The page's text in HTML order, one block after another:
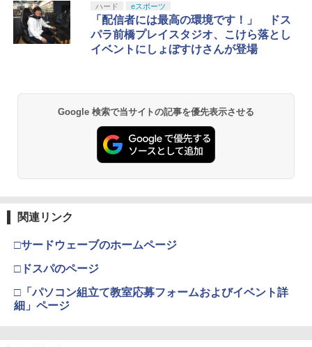
1
Xbox プリペイドカード 10,000円 デジ
タルコード 【旧 Xbox ギフトカード】
[オンラインコード]
￥10,000
Xbox プリペイドカード 1,000円 デジタ
ルコード 【旧 Xbox ギフトカード】 [オ
ンラインコード]
￥1,000
￥8,300
4
Xbox プリペイドカード 5,000円 デジタ
1
劇場版「鬼滅の刃」無限城編 第一章 猗
窩座再来 通常版 [Blu-ray]
￥3,964
劇場版「鬼滅の刃」無限城編 第一章 猗
窩座再来 通常版 [DVD]
￥3,523
￥8,698
4
『映画 ラブライブ！蓮ノ空女学院スクー
ハード eスポーツ
「配信者には最高の環境です！」 ドス
パラ前橋プレイスタジオ、こけら落とし
イベントにしょぼすけさんが登場
Google 検索で当サイトの記事を優先表示させる
関連リンク
□サードウェーブのホームページ
□ドスパのページ
□「パソコン組立て教室応募フォームおよびイベント詳
細」ページ